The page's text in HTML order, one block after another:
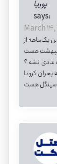
پوریا
says:
March
یک‌ماهه از
هست
عادی نشه ؟
بحران کرونا
سینگل هست